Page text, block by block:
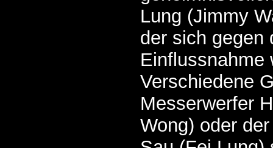
Lung (Jimmy
der sich gegen
Einflussnahme
Verschiedene
Messerwerfer
Wong) oder